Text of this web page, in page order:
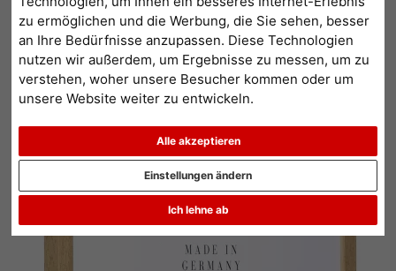
zu ermöglichen und die Werbung, die Sie sehen, besser
an Ihre Bedürfnisse anzupassen. Diese Technologien
nutzen wir außerdem, um Ergebnisse zu messen, um zu
verstehen, woher unsere Besucher kommen oder um
unsere Website weiter zu entwickeln.
Alle akzeptieren
Ich lehne ab
Einstellungen ändern